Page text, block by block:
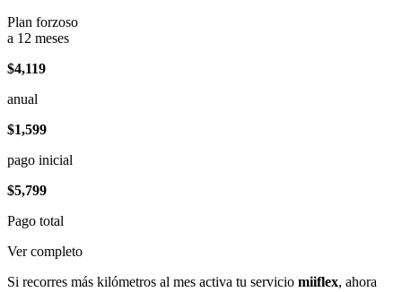
Plan forzoso
a 12 meses
$4,119
anual
$1,599
pago inicial
$5,799
Pago total
Ver completo
Si recorres más kilómetros al mes activa tu servicio miiflex, ahora